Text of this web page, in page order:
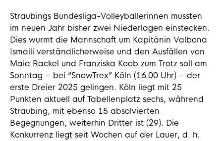
Straubings Bundesliga-Volleyballerinnen mussten
im neuen Jahr bisher zwei Niederlagen einstecken.
Dies wurmt die Mannschaft um Kapitänin Valbona
Ismaili verständlicherweise und den Ausfällen von
Maia Rackel und Franziska Koob zum Trotz soll am
Sonntag – bei “SnowTrex” Köln (16.00 Uhr) – der
erste Dreier 2025 gelingen. Köln liegt mit 25
Punkten aktuell auf Tabellenplatz sechs, während
Straubing, mit ebenso 15 absolvierten
Begegnungen, weiterhin Dritter ist (29). Die
Konkurrenz liegt seit Wochen auf der Lauer, d. h.